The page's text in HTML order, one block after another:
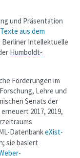
und Präsentation
aus dem
Berliner Intellektuelle
Humboldt-
Förderungen im
Lehre und
Senats der
erneuert 2017, 2019,
DatenbankeXist-
sie basiert